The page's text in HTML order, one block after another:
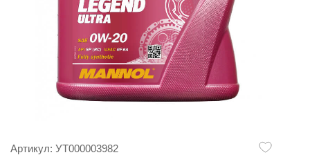
Артикул: УТ000003982